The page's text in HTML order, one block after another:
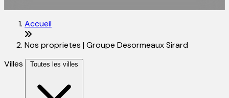
Accueil
Nos proprietes | Groupe Desormeaux Sirard
Villes
Toutes les villes